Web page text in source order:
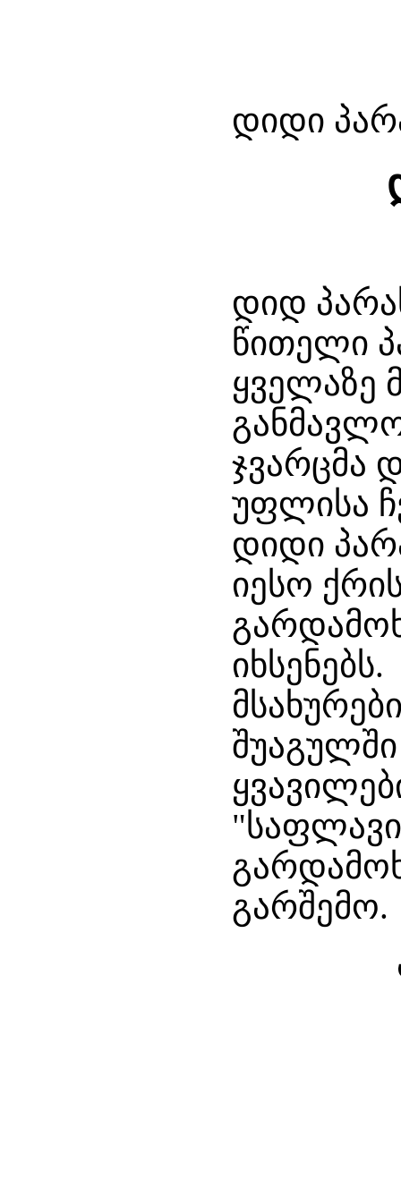
დიდი
დიდ
წითელი
ყველაზე
ჯვარცმა
უფლისა
დიდი
იესო
იხსენებს.
გარშემო.